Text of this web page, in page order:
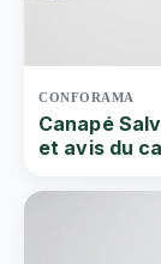
CONFORAMA
Canapé
et avis du
convertible